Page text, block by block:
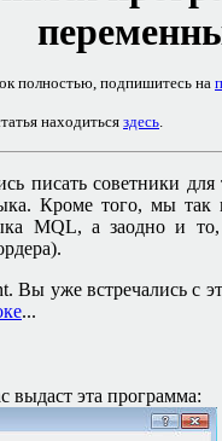
полностью, подпишитесь на
находиться здесь.
писать советники
Кроме того, мы
MQL, а заодно и то,
Вы уже встречались с
...
выдаст эта программа: